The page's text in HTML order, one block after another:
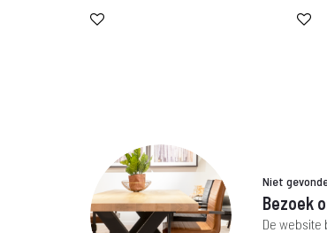
prijs
prijs
Niet
Bezoek
De website